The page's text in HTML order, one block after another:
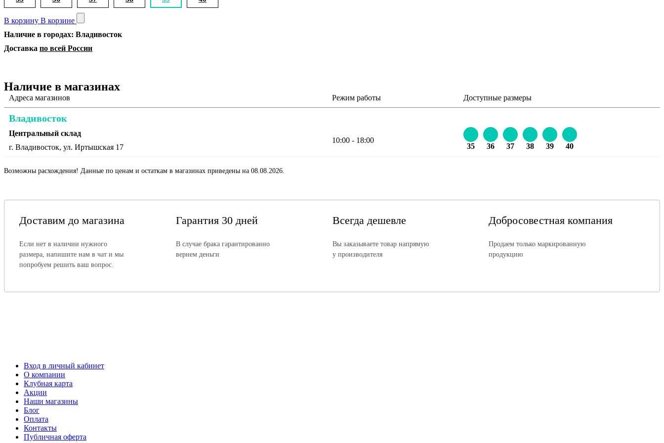
В корзину В корзине
Наличие в городах: Владивосток
Доставка по всей России
Наличие в магазинах
Адреса магазинов Режим работы Доступные размеры
Владивосток
Центральный склад
г. Владивосток, ул. Иртышская 17
10:00 - 18:00
35 36 37 38 39 40
Возможны расхождения! Данные по ценам и остаткам в магазинах приведены на 08.08.2026.
Доставим до магазина
Если нет в наличии нужного
размера, напишите нам в чат и мы
попробуем решить ваш вопрос.
Гарантия 30 дней
В случае брака гарантированно
вернем деньги
Всегда дешевле
Вы заказываете товар напрямую
у производителя
Добросовестная компания
Продаем только маркированную
продукцию
Вход в личный кабинет
О компании
Клубная карта
Акции
Наши магазины
Блог
Оплата
Контакты
Публичная оферта